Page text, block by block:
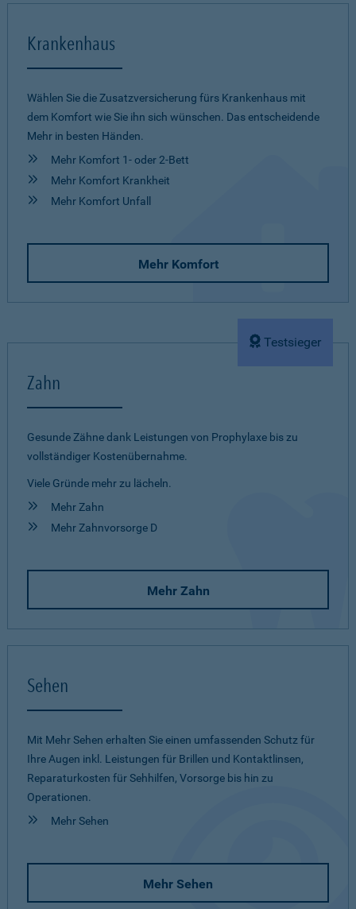
Krankenhaus
Wählen Sie die Zusatzversicherung fürs Krankenhaus mit
dem Komfort wie Sie ihn sich wünschen. Das entscheidende
Mehr in besten Händen.
Mehr Komfort 1- oder 2-Bett
Mehr Komfort Krankheit
Mehr Komfort Unfall
Mehr Komfort
Testsieger
Zahn
Gesunde Zähne dank Leistungen von Prophylaxe bis zu
vollständiger Kostenübernahme.
Viele Gründe mehr zu lächeln.
Mehr Zahn
Mehr Zahnvorsorge D
Mehr Zahn
Sehen
Mit Mehr Sehen erhalten Sie einen umfassenden Schutz für
Ihre Augen inkl. Leistungen für Brillen und Kontaktlinsen,
Reparaturkosten für Sehhilfen, Vorsorge bis hin zu
Operationen.
Mehr Sehen
Mehr Sehen